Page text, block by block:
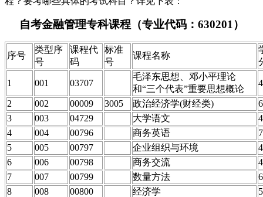
自考金融管理专科课程（专业代码： 630201）
序号
类型序
号
课程代
码
标准
号
课程名称
1 001 03707
毛泽东思想、邓小平理论
和“三个代表”重要思想概论
4
2 002 00009 3005 政治经济学(财经类)
6
3
003 04729 大学语文
4
4
004 00796 商务英语
7
5
005 00797 企业组织与环境
4
6
006 00798 商务交流
4
7
007 00799 数量方法
6
8
008 00800 经济学
5